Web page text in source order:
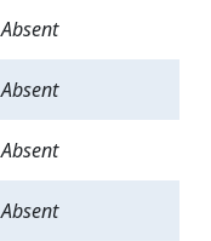
Absent
Absent
Absent
Absent